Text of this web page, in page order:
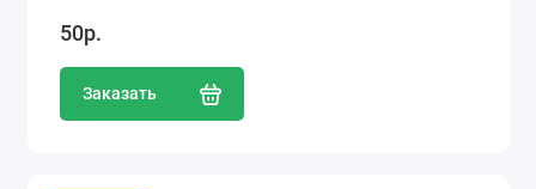
50р.
Заказать